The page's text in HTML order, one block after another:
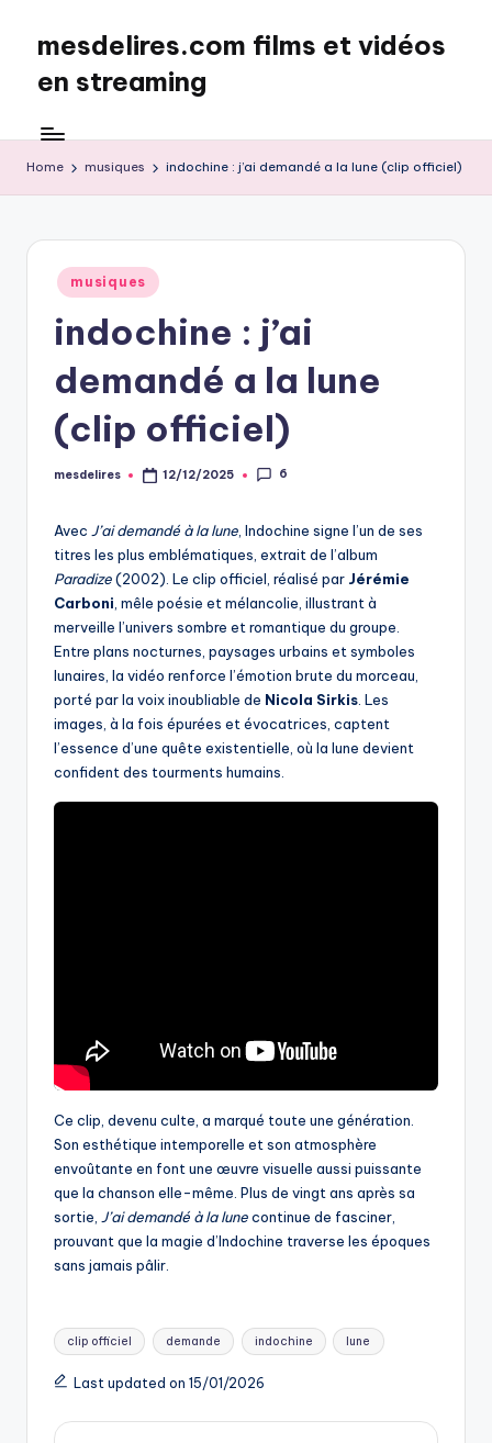
content
mesdelires.com films et vidéos
en streaming
:
film
et
complet
français
Home musiques indochine : j’ai demandé a la lune (clip officiel)
Posted
in
musiques
indochine : j’ai
demandé a la lune
(clip officiel)
Posted
mesdelires 12/12/2025 6
Avec J’ai demandé à la lune, Indochine signe l’un de ses
titres les plus emblématiques, extrait de l’album
Paradize(2002). Le clip officiel, réalisé par Jérémie
Carboni, mêle poésie et mélancolie, illustrant à
merveille l’univers sombre et romantique du groupe.
Entre plans nocturnes, paysages urbains et symboles
lunaires, la vidéo renforce l’émotion brute du morceau,
porté par la voix inoubliable de Nicola Sirkis. Les
images, à la fois épurées et évocatrices, captent
l’essence d’une quête existentielle, où la lune devient
confident des tourments humains.
Ce clip, devenu culte, a marqué toute une génération.
Son esthétique intemporelle et son atmosphère
envoûtante en font une œuvre visuelle aussi puissante
que la chanson elle-même. Plus de vingt ans après sa
sortie, J’ai demandé à la lunecontinue de fasciner,
prouvant que la magie d’Indochine traverse les époques
sans jamais pâlir.
Tags:
clip officiel demande indochine lune
Last updated on 15/01/2026